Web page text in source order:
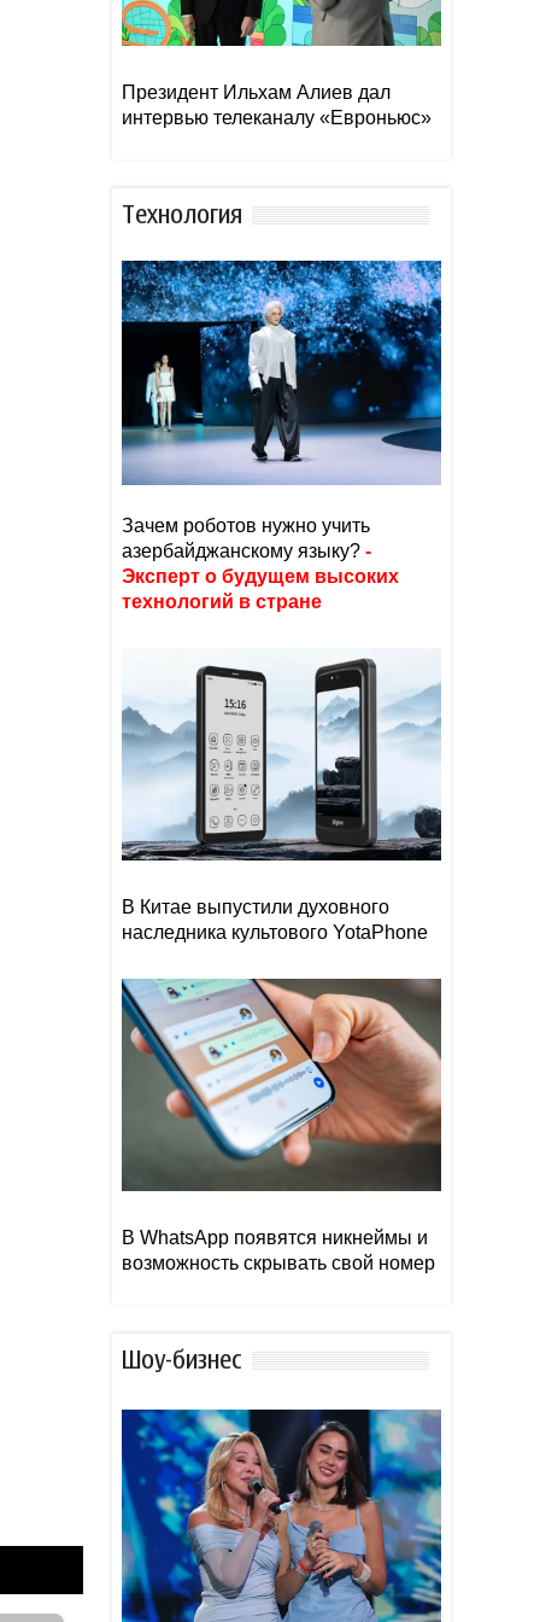
Президент Ильхам Алиев дал
интервью телеканалу «Евроньюс»
Тexнoлoгия
Зачем роботов нужно учить
азербайджанскому языку? -
Эксперт о будущем высоких
технологий в стране
В Китае выпустили духовного
наследника культового YotaPhone
В WhatsApp появятся никнеймы и
возможность скрывать свой номер
Шоу-бизнес